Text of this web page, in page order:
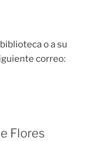
o a su
correo:
Flores